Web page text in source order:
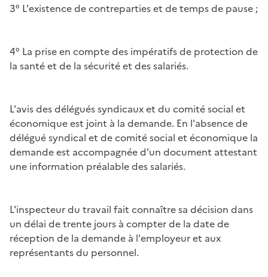
3° L'existence de contreparties et de temps de pause ;
4° La prise en compte des impératifs de protection de
la santé et de la sécurité et des salariés.
L'avis des délégués syndicaux et du comité social et
économique est joint à la demande. En l'absence de
délégué syndical et de comité social et économique la
demande est accompagnée d'un document attestant
une information préalable des salariés.
L'inspecteur du travail fait connaître sa décision dans
un délai de trente jours à compter de la date de
réception de la demande à l'employeur et aux
représentants du personnel.